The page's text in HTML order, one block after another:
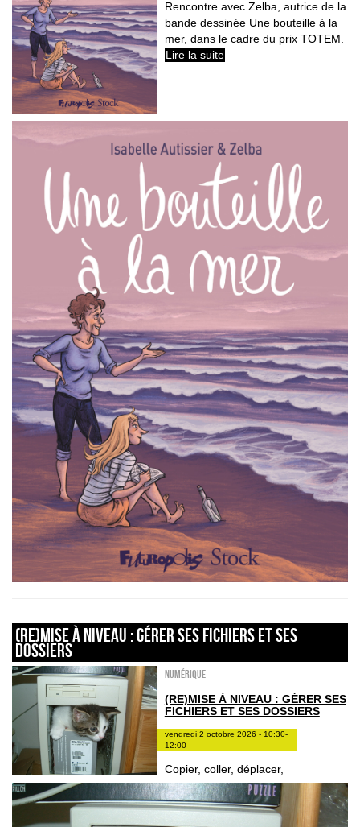
Rencontre avec Zelba, autrice de la
bande dessinée Une bouteille à la
mer, dans le cadre du prix TOTEM.
Lire la suite
(Re)mise à niveau : gérer ses fichiers et ses
dossiers
Numérique
(RE)MISE À NIVEAU : GÉRER SES
FICHIERS ET SES DOSSIERS
vendredi 2 octobre 2026 - 10:30-
12:00
Copier, coller, déplacer,